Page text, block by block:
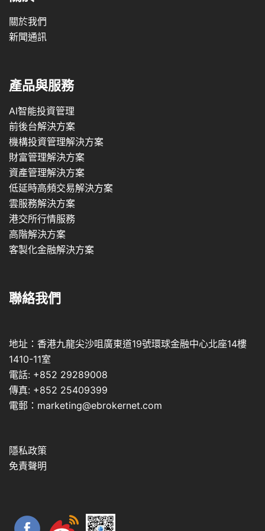
關於我們
新聞通訊
產品與服務
AI智能投資管理
前後台解決方案
機構投資管理解決方案
財富管理解決方案
資產管理解決方案
低延時高頻交易解決方案
雲服務解決方案
港交所行情服務
高階解決方案
客製化金融解決方案
聯絡我們
地址：香港九龍尖沙咀廣東道19號環球金融中心北座14樓
1410-11室
電話: +852 29289008
傳真: +852 25409399
電郵：marketing@ebrokernet.com
隱私政策
免責聲明